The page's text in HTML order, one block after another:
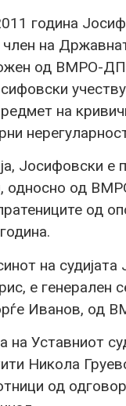
година
член на
од ВМРО-
на
Јосифовски е
односно од
од
на судијата
е генерален
Иванов,
на Уставниот
Никола
од